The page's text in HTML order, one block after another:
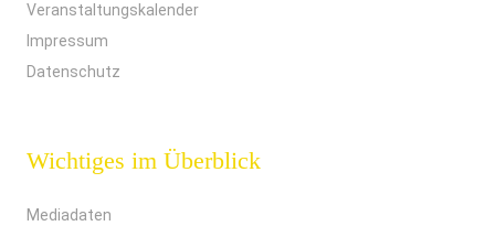
Veranstaltungskalender
Impressum
Datenschutz
Wichtiges im Überblick
Mediadaten